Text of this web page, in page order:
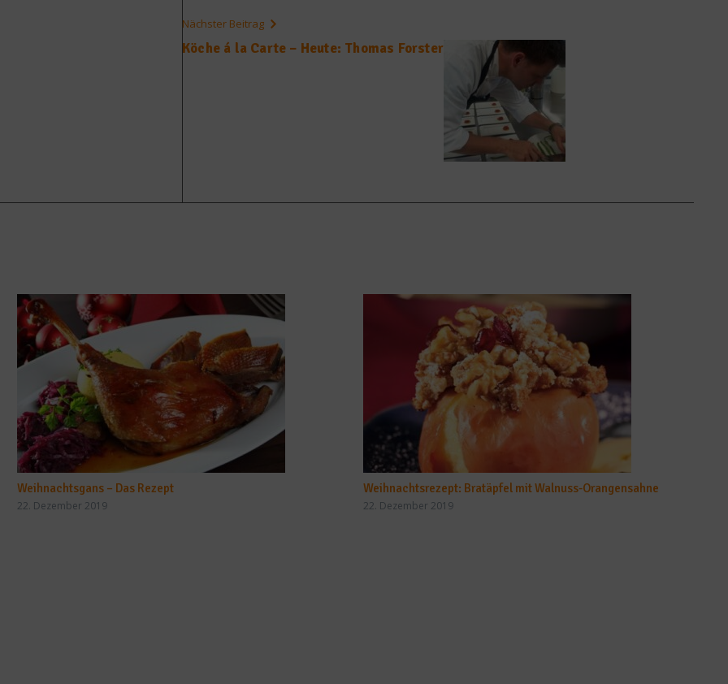
Nächster Beitrag
Köche á la Carte – Heute: Thomas Forster
Weihnachtsgans – Das Rezept
22. Dezember 2019
Weihnachtsrezept: Bratäpfel mit Walnuss-Orangensahne
22. Dezember 2019